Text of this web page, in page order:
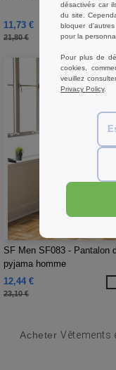
11,73 €
21,80 €
SF Men SF083 - Pantalon
pyjama homme
12,44 €
23,10 €
AcheterVêtements
désactivés car
du site.
bloquer
pour la
Pour plus de
cookies,
veuillez
Privacy Policy.